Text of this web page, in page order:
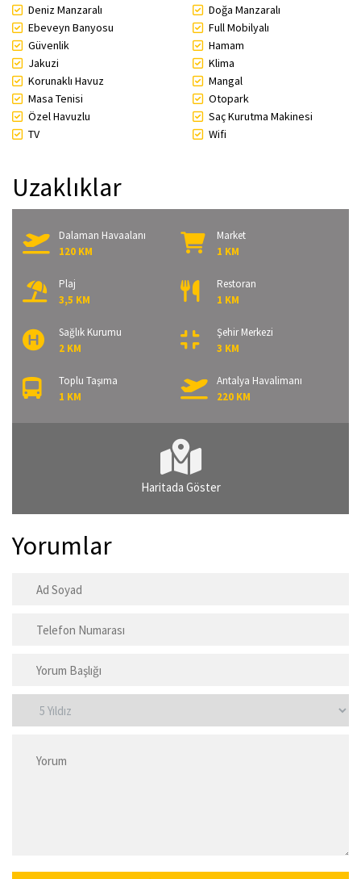
Deniz Manzaralı
Doğa Manzaralı
Ebeveyn Banyosu
Full Mobilyalı
Güvenlik
Hamam
Jakuzi
Klima
Korunaklı Havuz
Mangal
Masa Tenisi
Otopark
Özel Havuzlu
Saç Kurutma Makinesi
TV
Wifi
Uzaklıklar
Dalaman Havaalanı
120 KM
Market
1 KM
Plaj
3,5 KM
Restoran
1 KM
Sağlık Kurumu
2 KM
Şehir Merkezi
3 KM
Toplu Taşıma
1 KM
Antalya Havalimanı
220 KM
Haritada Göster
Yorumlar